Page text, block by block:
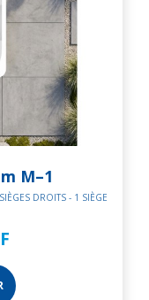
M–1
DROITS - 1 SIÈGE